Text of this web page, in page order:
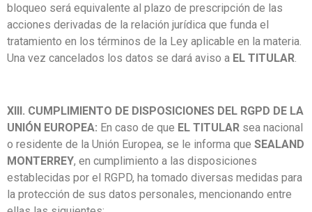
bloqueo será equivalente al plazo de prescripción de las
acciones derivadas de la relación jurídica que funda el
tratamiento en los términos de la Ley aplicable en la materia.
Una vez cancelados los datos se dará aviso a EL TITULAR
XIII. CUMPLIMIENTO DE DISPOSICIONES DEL RGPD DE LA
UNIÓN EUROPEA: En caso de que EL TITULAR sea nacional
o residente de la Unión Europea, se le informa que SEALAND
MONTERREY, en cumplimiento a las disposiciones
establecidas por el RGPD, ha tomado diversas medidas para
la protección de sus datos personales, mencionando entre